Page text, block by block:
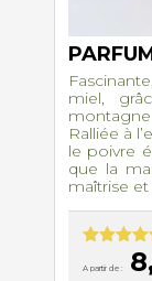
miel,
Ralliée à
le poivre
que la
maîtrise
5.00
sur 5
A partir de :